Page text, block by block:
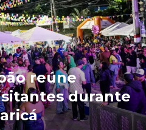
reúne
durante